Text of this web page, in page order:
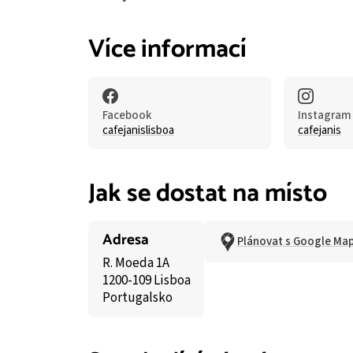
Více informací
Facebook
cafejanislisboa
Instagram
cafejanis
Jak se dostat na místo
Adresa
R. Moeda 1A
1200-109 Lisboa
Portugalsko
Plánovat s Google